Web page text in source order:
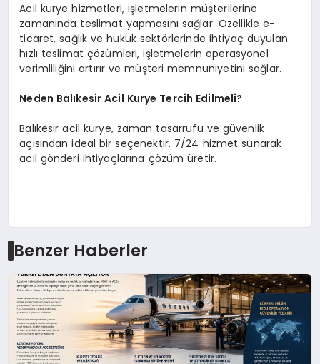
Acil kurye hizmetleri, işletmelerin müşterilerine
zamanında teslimat yapmasını sağlar. Özellikle e-
ticaret, sağlık ve hukuk sektörlerinde ihtiyaç duyulan
hızlı teslimat çözümleri, işletmelerin operasyonel
verimliliğini artırır ve müşteri memnuniyetini sağlar.
Neden Balıkesir Acil Kurye Tercih Edilmeli?
Balıkesir acil kurye, zaman tasarrufu ve güvenlik
açısından ideal bir seçenektir. 7/24 hizmet sunarak
acil gönderi ihtiyaçlarına çözüm üretir.
Benzer Haberler